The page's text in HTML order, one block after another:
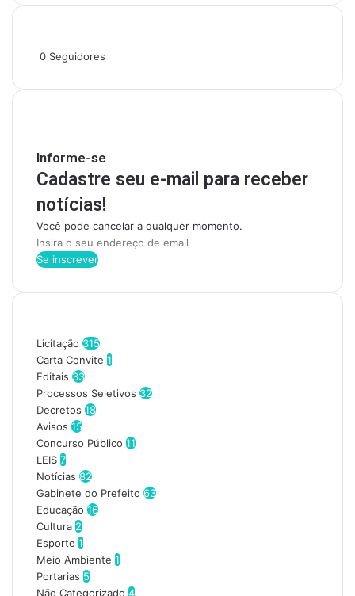
0 Seguidores
Informe-se
Cadastre seu e-mail para receber
notícias!
Você pode cancelar a qualquer momento.
I
n
i
o
s
e
u
e
n
d
e
r
e
ç
o
d
e
e
m
Licitação 315
Carta Convite 1
Editais 33
Processos Seletivos 32
Decretos 18
Avisos 15
Concurso Público 11
LEIS 7
Notícias 82
Gabinete do Prefeito 63
Educação 16
Cultura 2
Esporte 1
Meio Ambiente 1
Portarias 5
Não Categorizado 4